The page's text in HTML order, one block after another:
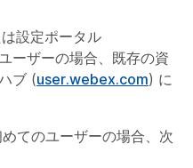
設定ポータル
ーザーの場合、既存の資
ブ (user.webex.com) に
てのユーザーの場合、次